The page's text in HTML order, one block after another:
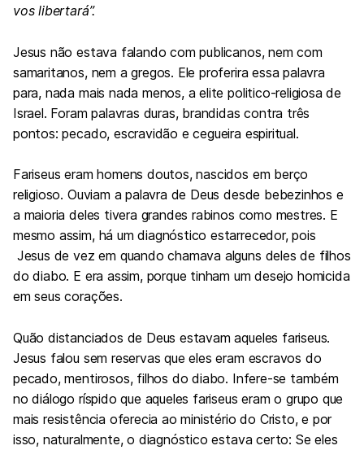
vos libertará”.
Jesus não estava falando com publicanos, nem com
samaritanos, nem a gregos. Ele proferira essa palavra
para, nada mais nada menos, a elite politico-religiosa de
Israel. Foram palavras duras, brandidas contra três
pontos: pecado, escravidão e cegueira espiritual.
Fariseus eram homens doutos, nascidos em berço
religioso. Ouviam a palavra de Deus desde bebezinhos e
a maioria deles tivera grandes rabinos como mestres. E
mesmo assim, há um diagnóstico estarrecedor, pois
Jesus de vez em quando chamava alguns deles de filhos
do diabo. E era assim, porque tinham um desejo homicida
em seus corações.
Quão distanciados de Deus estavam aqueles fariseus.
Jesus falou sem reservas que eles eram escravos do
pecado, mentirosos, filhos do diabo. Infere-se também
no diálogo ríspido que aqueles fariseus eram o grupo que
mais resistência oferecia ao ministério do Cristo, e por
isso, naturalmente, o diagnóstico estava certo: Se eles